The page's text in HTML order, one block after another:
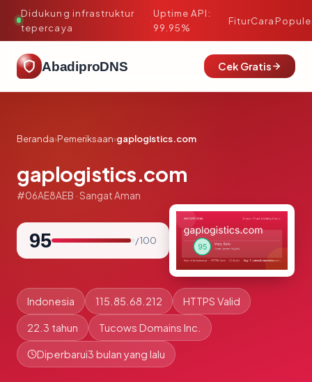
Didukung infrastruktur
tepercaya
·
Uptime API:
99.95%
FiturCara
AbadiproDNS Cek Gratis
Beranda›Pemeriksaan›gaplogistics.com
gaplogistics.com
#06AE8AEB · Sangat Aman
95 / 100
Indonesia 115.85.68.212 HTTPS Valid
22.3 tahun Tucows Domains Inc.
Diperbarui3 bulan yang lalu